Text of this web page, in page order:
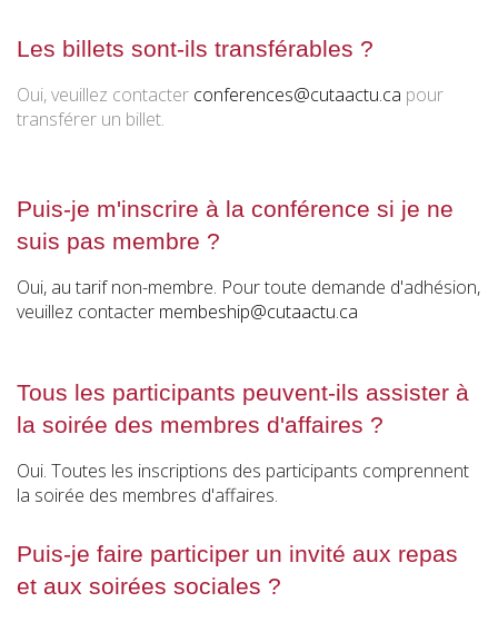
Les billets sont-ils transférables ?
Oui, veuillez contacter conferences@cutaactu.ca pour
transférer un billet.
Puis-je m'inscrire à la conférence si je ne
suis pas membre ?
Oui, au tarif non-membre. Pour toute demande d'adhésion,
veuillez contacter membeship@cutaactu.ca
Tous les participants peuvent-ils assister à
la soirée des membres d'affaires ?
Oui. Toutes les inscriptions des participants comprennent
la soirée des membres d'affaires.
Puis-je faire participer un invité aux repas
et aux soirées sociales ?